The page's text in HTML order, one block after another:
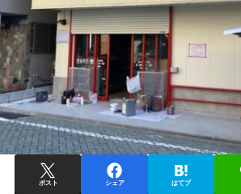
ポスト シェア はてブ